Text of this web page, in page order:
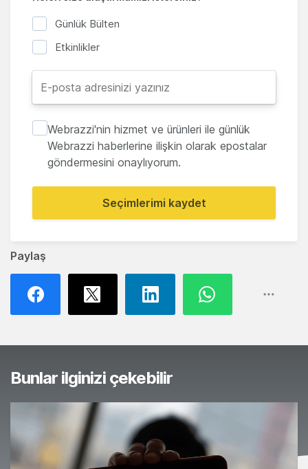
Paylaş
Günlük Bülten
Etkinlikler
Webrazzi'nin hizmet ve ürünleri ile günlük
Webrazzi haberlerine ilişkin olarak epostalar
göndermesini onaylıyorum.
Seçimlerimi kaydet
Bunlar ilginizi çekebilir